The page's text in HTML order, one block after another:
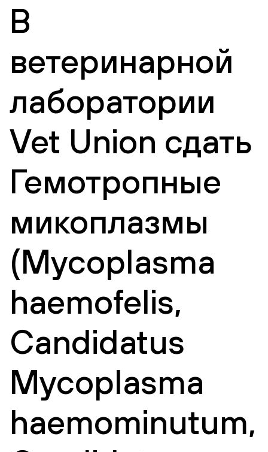
В
ветеринарной
лаборатории
Vet Union сдать
Гемотропные
микоплазмы
(Mycoplasma
haemofelis,
Candidatus
Mycoplasma
haemominutum,